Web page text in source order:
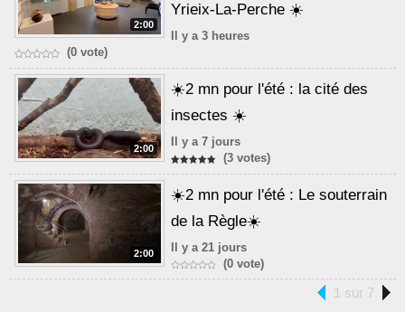
2:00
Yrieix-La-Perche ☀️
Il y a 3 heures
(0 vote)
2:00
☀️2 mn pour l'été : la cité des
insectes ☀️
Il y a 7 jours
(3 votes)
2:00
☀️2 mn pour l'été : Le souterrain
de la Règle☀️
Il y a 21 jours
(0 vote)
1 sur 7